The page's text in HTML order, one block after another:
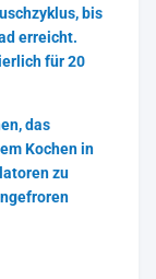
bis
erreicht.
für 20
das
Kochen in
zu